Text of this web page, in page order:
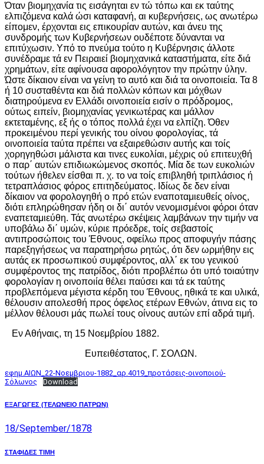
Όταν βιομηχανία τις εισάγηται εν τώ τόπω και εκ ταύτης
ελπιζόμενα καλά ώσι καταφανή, αι κυβερνήσεις, ως ανωτέρω
είπομεν, έρχονται εις επικουρίαν αυτών, και άνευ της
συνδρομής των Κυβερνήσεων ουδέποτε δύνανται να
επιτύχωσιν. Υπό το πνεύμα τούτο η Κυβέρνησις άλλοτε
συνέδραμε τά εν Πειραιεί βιομηχανικά καταστήματα, είτε διά
χρημάτων, είτε αφίνουσα αφορολόγητον την πρώτην ύλην.
Ώστε δίκαιον είναι να γείνη το αυτό και διά τα οινοποιεία. Τα 8
ή 10 συσταθέντα και διά πολλών κόπων και μόχθων
διατηρούμενα εν Ελλάδι οινοποιεία εισίν ο πρόδρομος,
ούτως ειπείν, βιομηχανίας γενικωτέρας και μάλλον
εκτεταμένης, εξ ής ο τόπος πολλά έχει να ελπίζη. Όθεν
προκειμένου περί γενικής του οίνου φορολογίας, τά
οινοποιεία ταύτα πρέπει να εξαιρεθώσιν αυτής και τοίς
χορηγηθώσι μάλιστα και τινες ευκολίαι, μέχρις ού επιτευχθή
ο παρ΄ αυτών επιδιωκώμενος σκοπός. Μία δε των ευκολιών
τούτων ήθελεν είσθαι π. χ. το να τοίς επιβληθή τριπλάσιος ή
τετραπλάσιος φόρος επιτηδεύματος. Ιδίως δε δεν είναι
δίκαιον να φορολογηθή ο πρό ετών εναποταμιευθείς οίνος,
διότι επληρώθησαν ήδη οι δι΄ αυτόν νενομισμένοι φόροι όταν
εναπεταμιεύθη. Τάς ανωτέρω σκέψεις λαμβάνων την τιμήν να
υποβάλω δι΄ υμών, κύριε πρόεδρε, τοίς σεβαστοίς
αντιπροσώποις του Έθνους, οφείλω προς αποφυγήν πάσης
παρεξηγήσεως να παρατηρήσω ρητώς, ότι δεν ωρμήθην εις
αυτάς εκ προσωπικού συμφέροντος, αλλ΄ εκ του γενικού
συμφέροντος της πατρίδος, διότι προβλέπω ότι υπό τοιαύτην
φορολογίαν η οινοποιία θέλει παύσει και τά εκ ταύτης
προβλεπόμενα μέγιστα κέρδη του Έθνους, ηθικά τε και υλικά,
θέλουσιν απολεσθή προς όφελος ετέρων Εθνών, άτινα εις το
μέλλον θέλουσι μάς πωλεί τους οίνους αυτών επί αδρά τιμή.
Εν Αθήναις, τη 15 Νοεμβρίου 1882.
Ευπειθέστατος, Γ. ΣΟΛΩΝ.
εφημ.ΑΙΩΝ_22-Νοεμβριου-1882_αρ.4019_προτάσεις-οινοποιού-
Σόλωνος
Download
Post
navigation
Previous
ΕΞΑΓΩΓΕΣ (ΤΕΛΩΝΕΙΟ ΠΑΤΡΩΝ)
18/September/1878
Next
ΣΤΑΦΙΔΕΣ ΤΙΜΗ